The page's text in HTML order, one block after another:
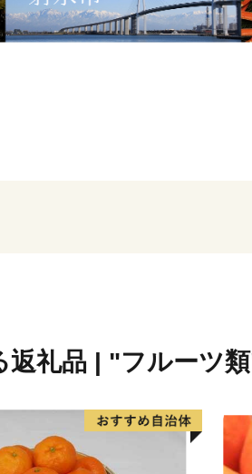
返礼品 | "フルーツ